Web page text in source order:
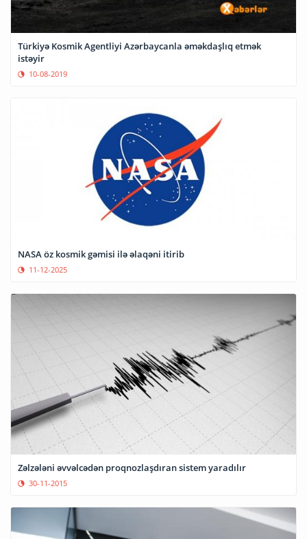
Türkiyə Kosmik Agentliyi Azərbaycanla əməkdaşlıq etmək
istəyir
10-08-2019
NASA öz kosmik gəmisi ilə əlaqəni itirib
11-12-2025
Zəlzələni əvvəlcədən proqnozlaşdıran sistem yaradılır
30-11-2015